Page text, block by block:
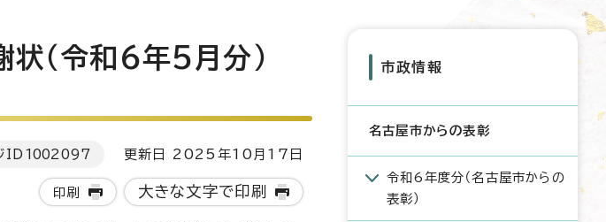
（令和6年5月分）
ID 1002097 更新日 2025年10月17日
印刷 大きな文字で印刷
市政情報
名古屋市からの表彰
令和6年度分（名古屋市からの
表彰）